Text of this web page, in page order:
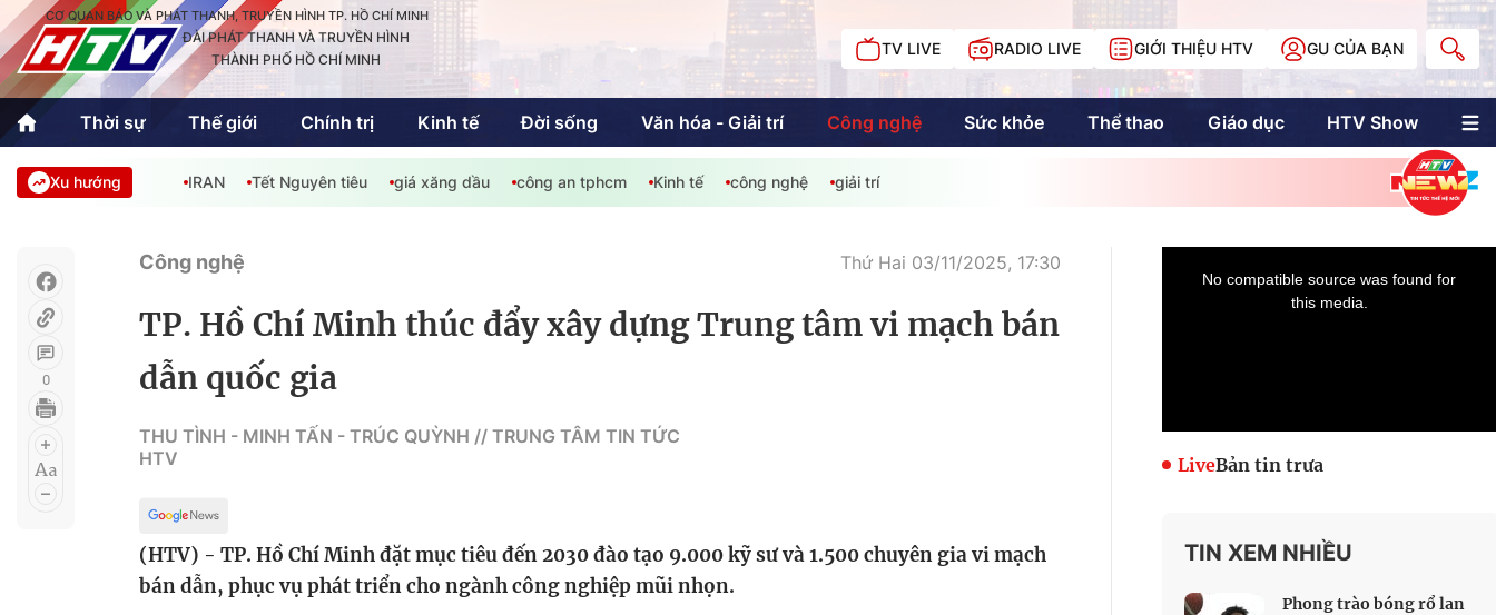
CƠ QUAN BÁO VÀ PHÁT THANH, TRUYỀN HÌNH TP. HỒ CHÍ MINH
ĐÀI PHÁT THANH VÀ TRUYỀN HÌNH
THÀNH PHỐ HỒ CHÍ MINH
TV LIVE RADIO LIVE GIỚI THIỆU HTV GU CỦA BẠN
Thời sự Thế giới Chính trị Kinh tế Đời sống Văn hóa - Giải trí Công nghệ Sức khỏe Thể thao Giáo dục HTV Show
Thời sự
Thể thao
Quốc tế
Văn hóa - Giải trí
Giáo dục Kinh tế
An Sinh
Công nghệ Phóng sự Khán giả HTV
Sự kiện quan tâm
Chuyên đề
Không gian văn hóa
Hồ Chí Minh
Thành phố không
ngủ
Phim truyền hình
Phim tài liệu
Made By Vietnam
Cuộc đua xe đạp
Multimedia
Multiform
Doanh nhân Sài
Gòn
Xu hướng IRAN Tết Nguyên tiêu giá xăng dầu công an tphcm Kinh tế công nghệ giải trí
0
Công nghệ Thứ Hai 03/11/2025, 17:30
TP. Hồ Chí Minh thúc đẩy xây dựng Trung tâm vi mạch bán
dẫn quốc gia
THU TÌNH - MINH TẤN - TRÚC QUỲNH // TRUNG TÂM TIN TỨC
HTV
(HTV) - TP. Hồ Chí Minh đặt mục tiêu đến 2030 đào tạo 9.000 kỹ sư và 1.500 chuyên gia vi mạch
bán dẫn, phục vụ phát triển cho ngành công nghiệp mũi nhọn.
LiveBản tin trưa
TIN XEM NHIỀU
Phong trào bóng rổ lan